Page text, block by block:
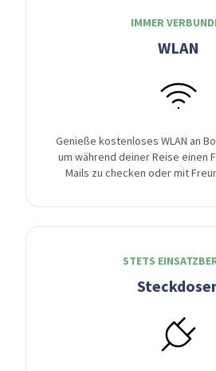
IMMER
WLAN
Genieße kostenloses WLAN an
um während deiner Reise einen
Mails zu checken oder mit
STETS